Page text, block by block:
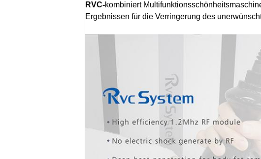
RVC-kombiniert
Ergebnissen für die Verringerung des